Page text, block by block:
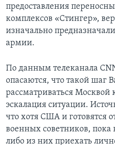
предоставления
комплексов «Стингер»,
изначально
армии.
По данным телеканала
опасаются, что такой шаг
рассматриваться Москвой
эскалация ситуации.
что хотя США и готовятся
военных советников, пока
либо из них приехать